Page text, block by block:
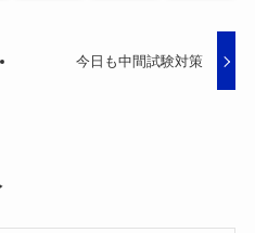
今日も中間試験対策